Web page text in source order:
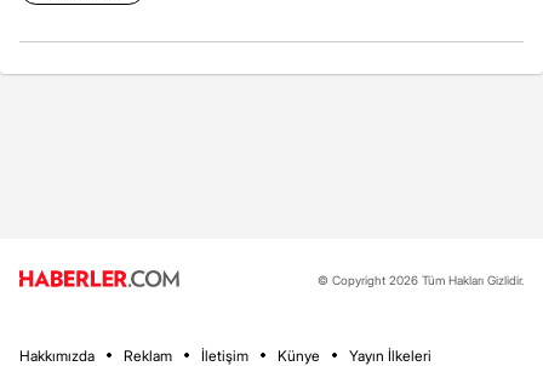
© Copyright 2026 Tüm Hakları Gizlidir.
Hakkımızda Reklam İletişim Künye Yayın İlkeleri